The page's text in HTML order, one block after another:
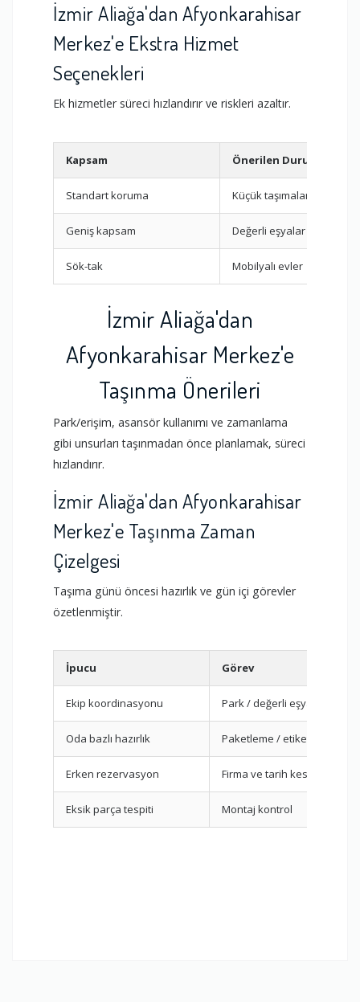
İzmir Aliağa'dan Afyonkarahisar
Merkez'e Ekstra Hizmet
Seçenekleri
Ek hizmetler süreci hızlandırır ve riskleri azaltır.
Kapsam Önerilen Durum
Standart koruma Küçük taşımalar
Geniş kapsam Değerli eşyalar
Sök-tak Mobilyalı evler
İzmir Aliağa'dan
Afyonkarahisar Merkez'e
Taşınma Önerileri
Park/erişim, asansör kullanımı ve zamanlama
gibi unsurları taşınmadan önce planlamak, süreci
hızlandırır.
İzmir Aliağa'dan Afyonkarahisar
Merkez'e Taşınma Zaman
Çizelgesi
Taşıma günü öncesi hazırlık ve gün içi görevler
özetlenmiştir.
İpucu Görev
Ekip koordinasyonu Park / değerli eşyalar
Oda bazlı hazırlık Paketleme / etiketleme
Erken rezervasyon Firma ve tarih kesinleştirme
Eksik parça tespiti Montaj kontrol